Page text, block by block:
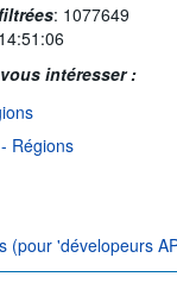
: 1077649
intéresser :
Régions
(pour 'dévelopeurs